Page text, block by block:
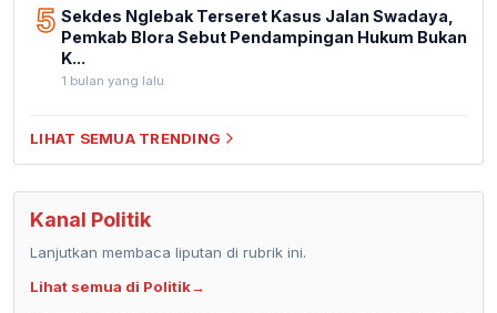
5 Sekdes Nglebak Terseret Kasus Jalan Swadaya,
Pemkab Blora Sebut Pendampingan Hukum Bukan
K...
1 bulan yang lalu
LIHAT SEMUA TRENDING
Kanal Politik
Lanjutkan membaca liputan di rubrik ini.
Lihat semua di Politik→